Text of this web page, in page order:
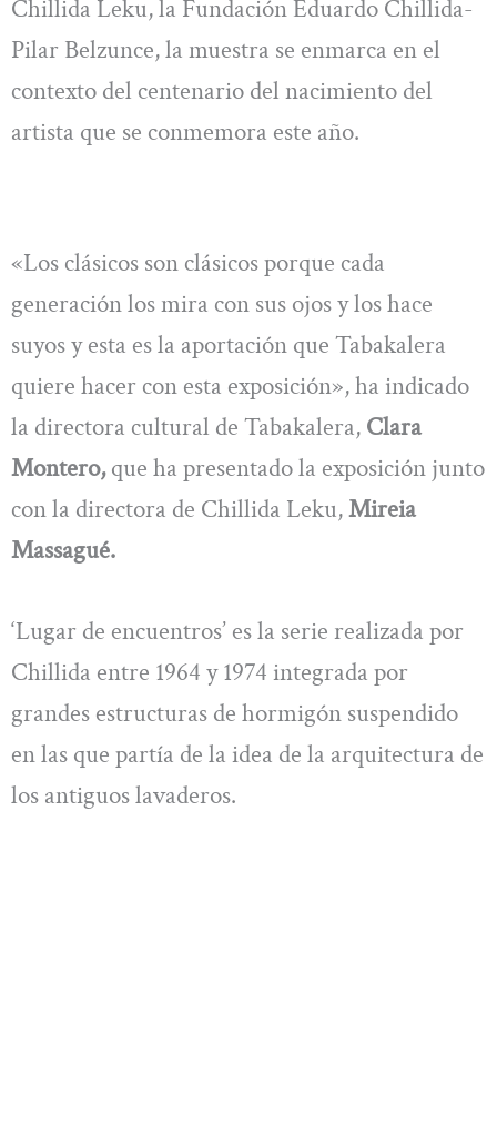
Chillida Leku, la Fundación Eduardo Chillida-
Pilar Belzunce, la muestra se enmarca en el
contexto del centenario del nacimiento del
artista que se conmemora este año.
«Los clásicos son clásicos porque cada
generación los mira con sus ojos y los hace
suyos y esta es la aportación que Tabakalera
quiere hacer con esta exposición», ha indicado
la directora cultural de Tabakalera, Clara
Montero,que ha presentado la exposición junto
con la directora de Chillida Leku,Mireia
Massagué.
‘Lugar de encuentros’ es la serie realizada por
Chillida entre 1964 y 1974 integrada por
grandes estructuras de hormigón suspendido
en las que partía de la idea de la arquitectura de
los antiguos lavaderos.